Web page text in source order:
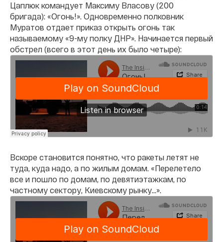
Цаплюк командует Максиму Власову (200
бригада): «Огонь!». Одновременно полковник
Муратов отдает приказ открыть огонь так
называемому «9-му полку ДНР». Начинается первый
обстрел (всего в этот день их было четыре):
Вскоре становится понятно, что ракеты летят не
туда, куда надо, а по жилым домам. «Перелетело
все и пошло по домам, по девятиэтажкам, по
частному сектору, Киевскому рынку...».